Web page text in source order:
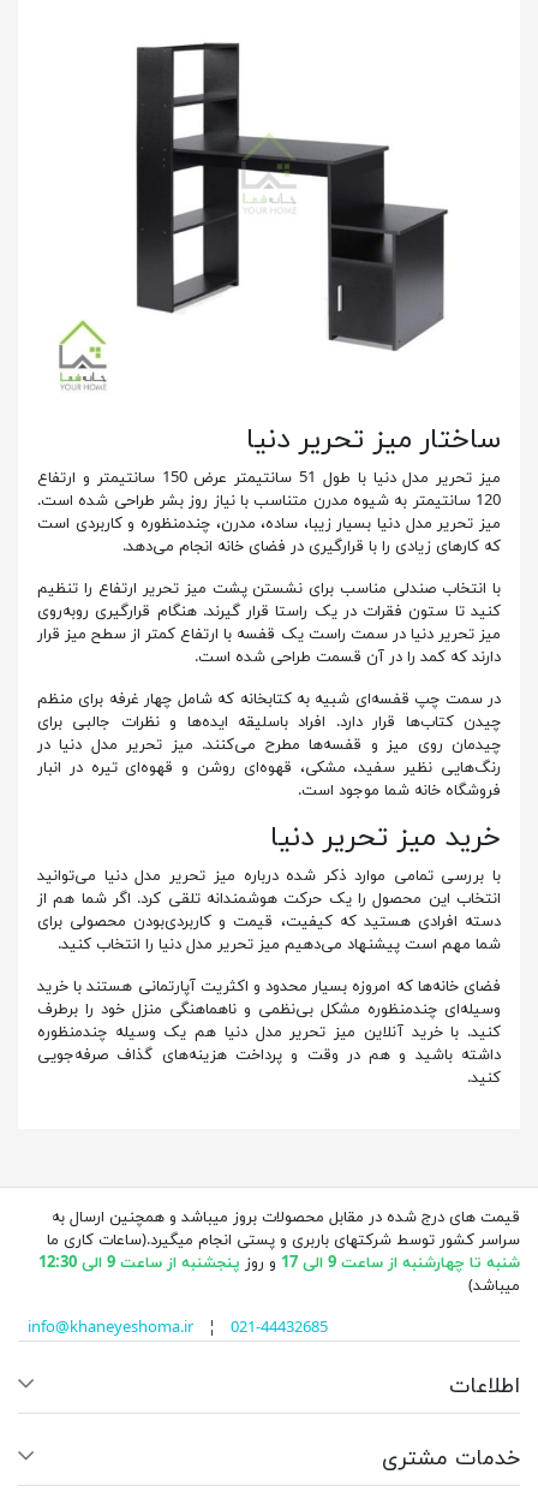
ساختار میز تحریر دنیا
میز تحریر مدل دنیا با طول 51 سانتیمتر عرض 150 سانتیمتر و ارتفاع
120 سانتیمتر به شیوه مدرن متناسب با نیاز روز بشر طراحی شده است.
میز تحریر مدل دنیا بسیار زیبا، ساده، مدرن، چندمنظوره و کاربردی است
که کارهای زیادی را با قرارگیری در فضای خانه انجام می‌دهد.
با انتخاب صندلی مناسب برای نشستن پشت میز تحریر ارتفاع را تنظیم
کنید تا ستون فقرات در یک راستا قرار گیرند. هنگام قرارگیری روبه‌روی
میز تحریر دنیا در سمت راست یک قفسه با ارتفاع کمتر از سطح میز قرار
دارند که کمد را در آن قسمت طراحی شده است.
در سمت چپ قفسه‌ای شبیه به کتابخانه که شامل چهار غرفه برای منظم
چیدن کتاب‌ها قرار دارد. افراد باسلیقه ایده‌ها و نظرات جالبی برای
چیدمان روی میز و قفسه‌ها مطرح می‌کنند. میز تحریر مدل دنیا در
رنگ‌هایی نظیر سفید، مشکی، قهوه‌ای روشن و قهوه‌ای تیره در انبار
فروشگاه خانه شما موجود است.
خرید میز تحریر دنیا
با بررسی تمامی موارد ذکر شده درباره میز تحریر مدل دنیا می‌توانید
انتخاب این محصول را یک حرکت هوشمندانه تلقی کرد. اگر شما هم از
دسته افرادی هستید که کیفیت، قیمت و کاربردی‌بودن محصولی برای
شما مهم است پیشنهاد می‌دهیم میز تحریر مدل دنیا را انتخاب کنید.
فضای خانه‌ها که امروزه بسیار محدود و اکثریت آپارتمانی هستند با خرید
وسیله‌ای چند‌منظوره مشکل بی‌نظمی و ناهماهنگی منزل خود را برطرف
کنید. با خرید آنلاین میز تحریر مدل دنیا هم یک وسیله چندمنظوره
داشته باشید و هم در وقت و پرداخت هزینه‌های گذاف صرفه‌جویی
کنید.
قیمت های درج شده در مقابل محصولات بروز میباشد و همچنین ارسال به
سراسر کشور توسط شرکتهای باربری و پستی انجام میگیرد.(ساعات کاری ما
شنبه تا چهارشنبه از ساعت 9 الی 17
و روز پنجشنبه از ساعت 9 الی 12:30
میباشد)
info@khaneyeshoma.ir¦ 021-44432685
اطلاعات
خدمات مشتری